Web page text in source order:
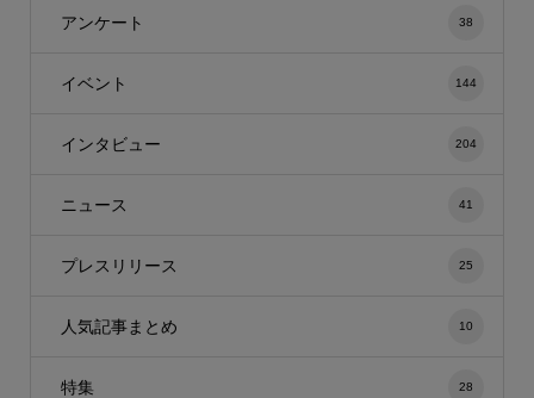
アンケート 38
イベント 144
インタビュー 204
ニュース 41
プレスリリース 25
人気記事まとめ 10
特集 28